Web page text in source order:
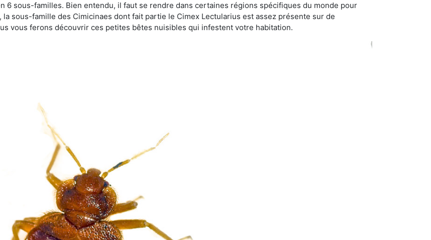
6 sous-familles. Bien entendu, il faut se rendre dans certaines régions spécifiques du monde pour
sous-famille des Cimicinaes dont fait partie le Cimex Lectularius est assez présente sur de
vous ferons découvrir ces petites bêtes nuisibles qui infestent votre habitation.